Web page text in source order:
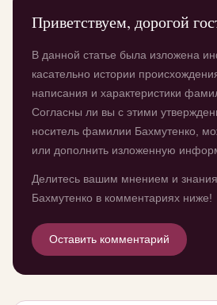
Приветствуем, дорогой
В данной статье была изложена
касательно истории
написания и характеристики
Согласны ли вы с этими
носитель фамилии Бахмутенко,
или дополнить изложенную
Делитесь вашим мнением и
Бахмутенко в комментариях ниже!
Оставить комментарий